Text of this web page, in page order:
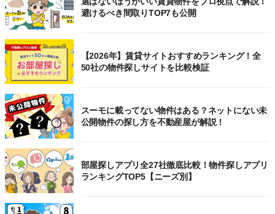
避けるべき間取りTOP7も公開
【2026年】賃貸サイトおすすめランキング！全
50社の物件探しサイトを比較検証
スーモに載ってない物件はある？ネットにない未
公開物件の探し方を不動産屋が解説！
部屋探しアプリ全27社徹底比較！物件探しアプリ
ランキングTOP5【ニーズ別】